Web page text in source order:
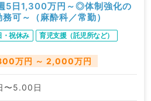
5日1,300万円～◎体制強化の
可～（麻酔科／常勤）
・祝休み 育児支援（託児所など）
万円 ～ 2,000万円
〜5.00日